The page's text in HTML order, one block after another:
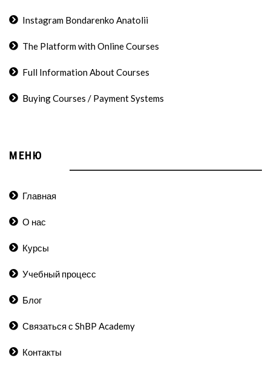
Instagram Bondarenko Anatolii
The Platform with Online Courses
Full Information About Courses
Buying Courses / Payment Systems
МЕНЮ
Главная
О нас
Курсы
Учебный процесс
Блог
Связаться с ShBP Academy
Контакты